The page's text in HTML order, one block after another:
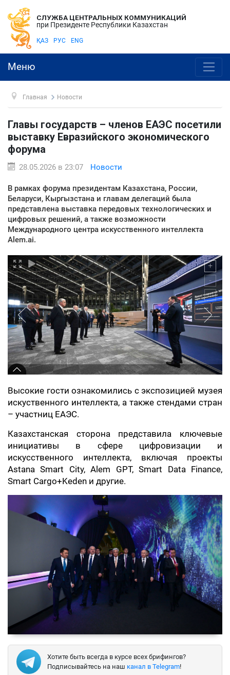
СЛУЖБА ЦЕНТРАЛЬНЫХ КОММУНИКАЦИЙ
при Президенте Республики Казахстан
ҚАЗ РУС ENG
Меню
Главная Новости
Главы государств – членов ЕАЭС посетили
выставку Евразийского экономического
форума
28.05.2026 в 23:07 Новости
В рамках форума президентам Казахстана, России,
Беларуси, Кыргызстана и главам делегаций была
представлена выставка передовых технологических и
цифровых решений, а также возможности
Международного центра искусственного интеллекта
Alem.ai.
Высокие гости ознакомились с экспозицией музея
искуственного интеллекта, а также стендами стран
– участниц ЕАЭС.
Казахстанская сторона представила ключевые
инициативы в сфере цифровизации и
искусственного интеллекта, включая проекты
Astana Smart City, Alem GPT, Smart Data Finance,
Smart Cargo+Keden и другие.
Хотите быть всегда в курсе всех брифингов?
Подписывайтесь на наш канал в Telegram!